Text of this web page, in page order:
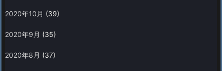
2020年10月 (39)
2020年9月 (35)
2020年8月 (37)